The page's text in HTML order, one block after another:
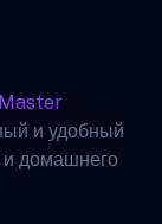
и удобный
и домашнего